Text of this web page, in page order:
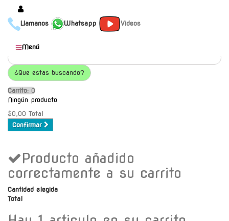
Llamanos Whatsapp Videos
Productos
Populares
Categorías
Marcas
Mayoristas
Contacto
Envío gratis a C.A.B.A. a
partir de $30000
Menú
¿Que estas buscando?
Carrito: O
Ningún producto
$0,00 Total
Confirmar
Producto añadido
correctamente a su carrito
Cantidad elegida
Total